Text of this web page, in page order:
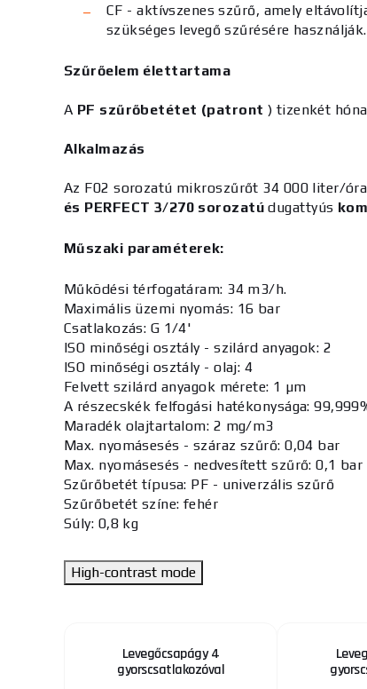
CF - aktívszenes szűrő, amely
szükséges levegő szűrésére használják.
Szűrőelem élettartama
A PF szűrőbetétet (patront ) tizenkét
Alkalmazás
Az F02 sorozatú mikroszűrőt 34 000 liter/
és PERFECT 3/270 sorozatú dugattyús
Műszaki paraméterek:
Működési térfogatáram: 34 m3/h.
Maximális üzemi nyomás: 16 bar
Csatlakozás: G 1/4'
ISO minőségi osztály - szilárd anyagok: 2
ISO minőségi osztály - olaj: 4
Felvett szilárd anyagok mérete: 1 µm
A részecskék felfogási hatékonysága:
Maradék olajtartalom: 2 mg/m3
Max. nyomásesés - száraz szűrő:0,04 bar
Max. nyomásesés - nedvesített szűrő:0,1 bar
Szűrőbetét típusa: PF - univerzális szűrő
Szűrőbetét színe:fehér
Súly: 0,8 kg
High-contrast mode
Levegőcsapágy 4
gyorscsatlakozóval